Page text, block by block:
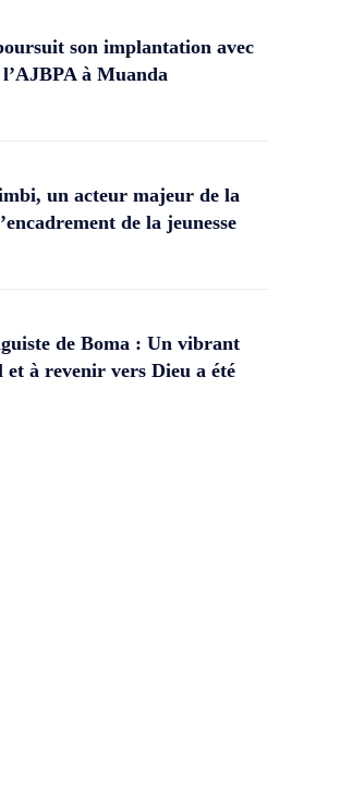
son implantation avec
à Muanda
un acteur majeur de la
de la jeunesse
de Boma : Un vibrant
à revenir vers Dieu a été